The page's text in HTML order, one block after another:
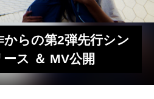
らの第2弾先行シン
ス ＆ MV公開